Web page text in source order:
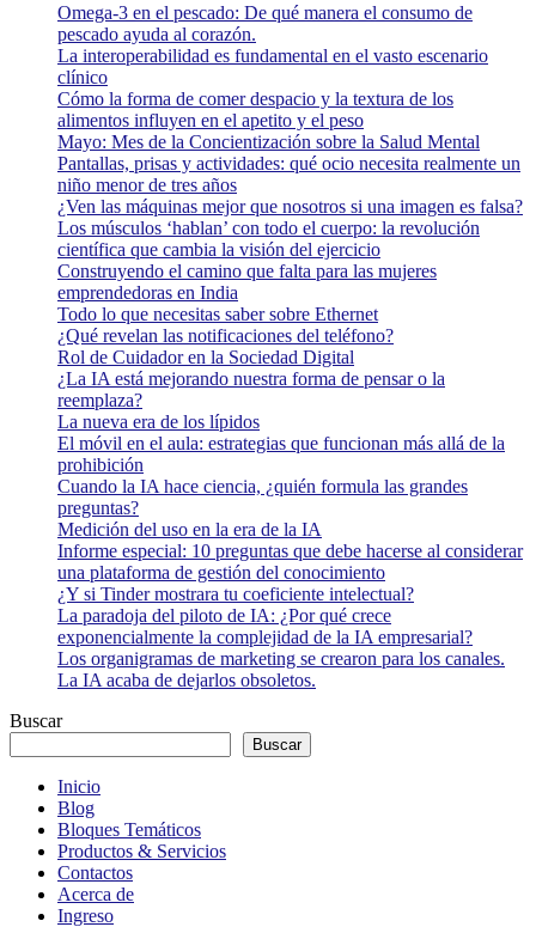
Omega-3 en el pescado: De qué manera el consumo de
pescado ayuda al corazón.
La interoperabilidad es fundamental en el vasto escenario
clínico
Cómo la forma de comer despacio y la textura de los
alimentos influyen en el apetito y el peso
Mayo: Mes de la Concientización sobre la Salud Mental
Pantallas, prisas y actividades: qué ocio necesita realmente un
niño menor de tres años
¿Ven las máquinas mejor que nosotros si una imagen es falsa?
Los músculos ‘hablan’ con todo el cuerpo: la revolución
científica que cambia la visión del ejercicio
Construyendo el camino que falta para las mujeres
emprendedoras en India
Todo lo que necesitas saber sobre Ethernet
¿Qué revelan las notificaciones del teléfono?
Rol de Cuidador en la Sociedad Digital
¿La IA está mejorando nuestra forma de pensar o la
reemplaza?
La nueva era de los lípidos
El móvil en el aula: estrategias que funcionan más allá de la
prohibición
Cuando la IA hace ciencia, ¿quién formula las grandes
preguntas?
Medición del uso en la era de la IA
Informe especial: 10 preguntas que debe hacerse al considerar
una plataforma de gestión del conocimiento
¿Y si Tinder mostrara tu coeficiente intelectual?
La paradoja del piloto de IA: ¿Por qué crece
exponencialmente la complejidad de la IA empresarial?
Los organigramas de marketing se crearon para los canales.
La IA acaba de dejarlos obsoletos.
Buscar
Buscar
Inicio
Blog
Bloques Temáticos
Productos & Servicios
Contactos
Acerca de
Ingreso